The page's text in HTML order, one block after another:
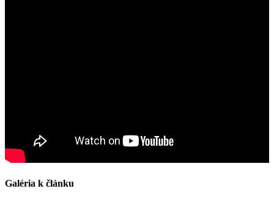
Galéria k článku